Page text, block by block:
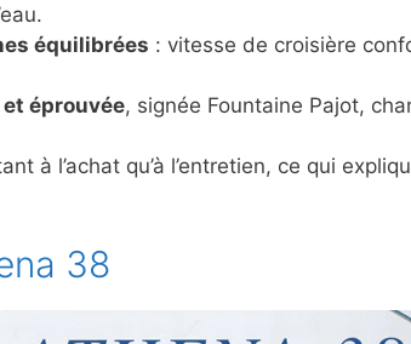
équilibrées : vitesse de croisière
éprouvée, signée Fountaine Pajot,
à l’achat qu’à l’entretien, ce qui
38